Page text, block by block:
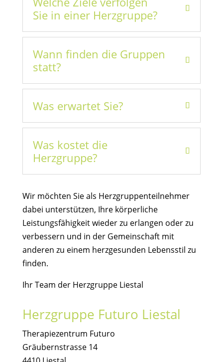
Sie in einer Herzgruppe?
Wann finden die Gruppen
statt?
Was erwartet Sie?
Was kostet die
Herzgruppe?
Wir möchten Sie als Herzgruppenteilnehmer
dabei unterstützen, Ihre körperliche
Leistungsfähigkeit wieder zu erlangen oder zu
verbessern und in der Gemeinschaft mit
anderen zu einem herzgesunden Lebensstil zu
finden.
Ihr Team der Herzgruppe Liestal
Herzgruppe Futuro Liestal
Therapiezentrum Futuro
Gräubernstrasse 14